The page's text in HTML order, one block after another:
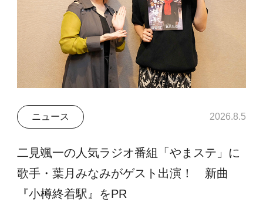
ニュース 2026.8.5
二見颯一の人気ラジオ番組「やまステ」に
歌手・葉月みなみがゲスト出演！ 新曲
『小樽終着駅』をPR